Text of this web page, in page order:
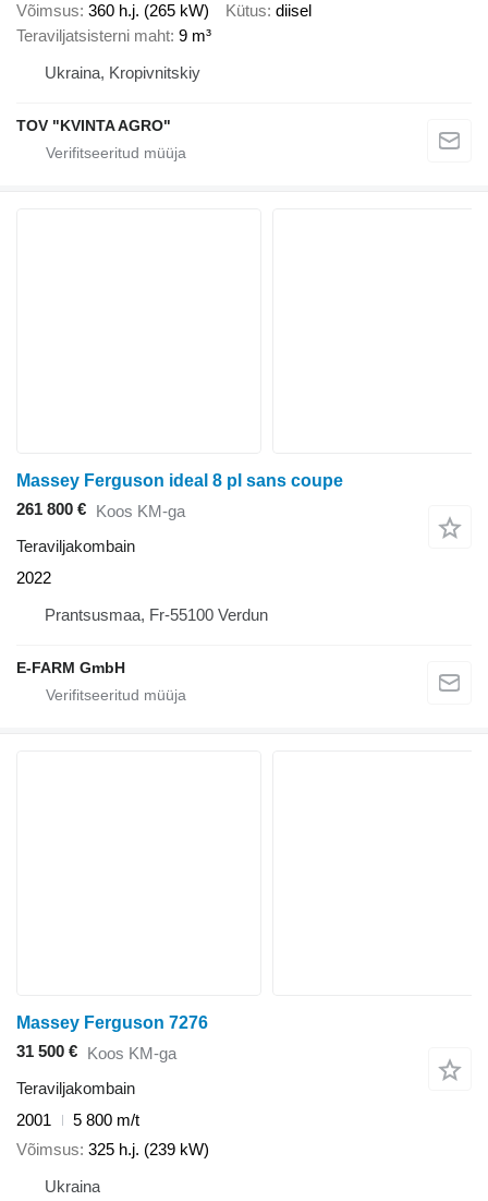
Võimsus 360 h.j. (265 kW) Kütus diisel
Teraviljatsisterni maht 9 m³
Ukraina, Kropivnitskiy
TOV "KVINTA AGRO"
Massey Ferguson ideal 8 pl sans coupe
261 800 € Koos KM-ga
Teraviljakombain
2022
Prantsusmaa, Fr-55100 Verdun
E-FARM GmbH
Massey Ferguson 7276
31 500 € Koos KM-ga
Teraviljakombain
2001
5 800 m/t
Võimsus 325 h.j. (239 kW)
Ukraina